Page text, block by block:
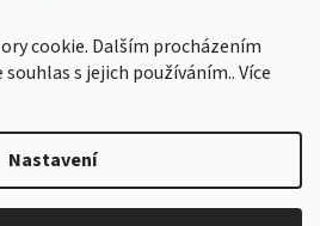
cookie. Dalším procházením
s jejich používáním.. Více
Nastavení
. Všechna práva vyhrazena.